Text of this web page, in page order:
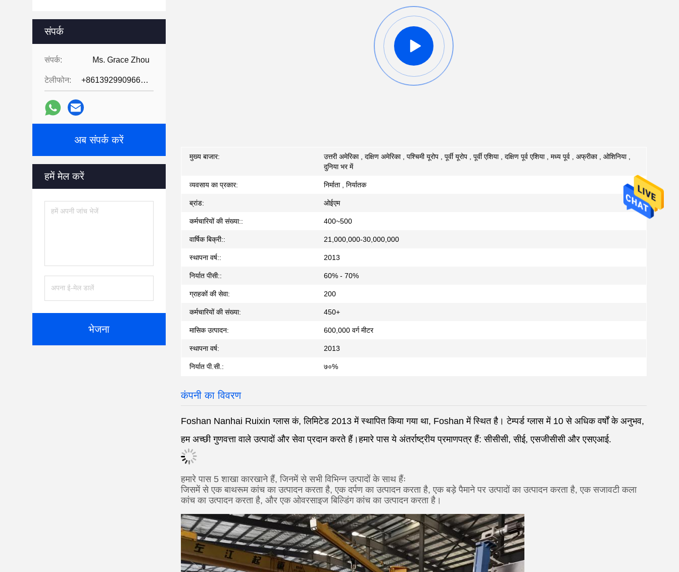
संपर्क
संपर्क: Ms. Grace Zhou
टेलीफोन: +8613929909663--13690711186
अब संपर्क करें
हमें मेल करें
भेजना
मुख्य बाजार:
उत्तरी अमेरिका , दक्षिण अमेरिका , पश्चिमी यूरोप , पूर्वी यूरोप , पूर्वी एशिया , दक्षिण पूर्व एशिया , मध्य पूर्व , अफ्रीका , ओशिनिया ,
दुनिया भर में
व्यवसाय का प्रकार: निर्माता , निर्यातक
ब्रांड: ओईएम
कर्मचारियों की संख्या:: 400~500
वार्षिक बिक्री:: 21,000,000-30,000,000
स्थापना वर्ष:: 2013
निर्यात पीसी:: 60% - 70%
ग्राहकों की सेवा: 200
कर्मचारियों की संख्या: 450+
मासिक उत्पादन: 600,000 वर्ग मीटर
स्थापना वर्ष: 2013
निर्यात पी.सी.: ७०%
कंपनी का विवरण
Foshan Nanhai Ruixin ग्लास कं, लिमिटेड 2013 में स्थापित किया गया था, Foshan में स्थित है। टेम्पर्ड ग्लास में 10 से अधिक वर्षों के अनुभव,
हम अच्छी गुणवत्ता वाले उत्पादों और सेवा प्रदान करते हैं।हमारे पास ये अंतर्राष्ट्रीय प्रमाणपत्र हैं: सीसीसी, सीई, एसजीसीसी और एसएआई.
हमारे पास 5 शाखा कारखाने हैं, जिनमें से सभी विभिन्न उत्पादों के साथ हैंः
जिसमें से एक बाथरूम कांच का उत्पादन करता है, एक दर्पण का उत्पादन करता है, एक बड़े पैमाने पर उत्पादों का उत्पादन करता है, एक सजावटी कला
कांच का उत्पादन करता है, और एक ओवरसाइज बिल्डिंग कांच का उत्पादन करता है।